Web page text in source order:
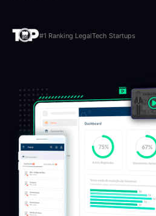
#1 Ranking LegalTech Startups